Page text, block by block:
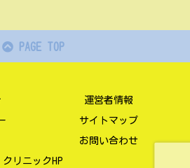
PAGE TOP
運営者情報
サイトマップ
お問い合わせ
クリニックHP